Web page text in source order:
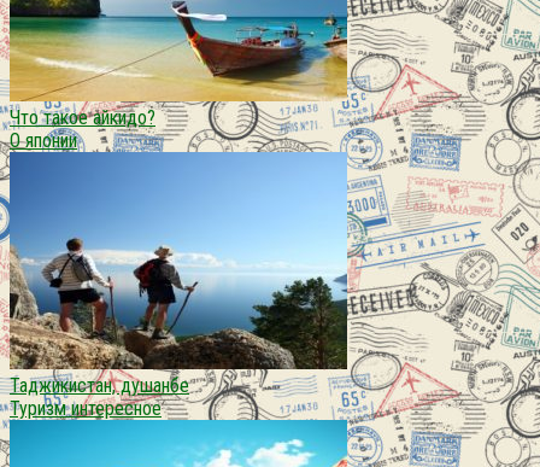
Что такое айкидо?
О японии
Таджикистан, душанбе
Туризм интересное